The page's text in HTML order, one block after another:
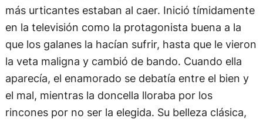
más urticantes estaban al caer. Inició tímidamente
en la televisión como la protagonista buena a la
que los galanes la hacían sufrir, hasta que le vieron
la veta maligna y cambió de bando. Cuando ella
aparecía, el enamorado se debatía entre el bien y
el mal, mientras la doncella lloraba por los
rincones por no ser la elegida. Su belleza clásica,